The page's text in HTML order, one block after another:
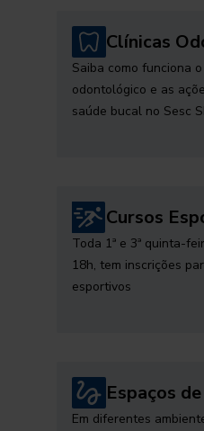
Clínicas
Saiba como funciona
odontológico e as
saúde bucal no Sesc
Cursos
Toda 1ª e 3ª quinta-
18h, tem inscrições
esportivos
Espaços
Em diferentes